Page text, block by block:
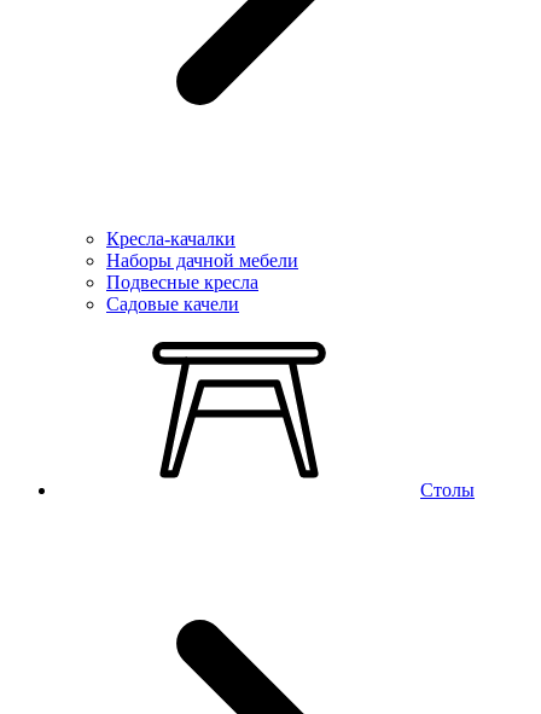
Кресла-качалки
Наборы дачной мебели
Подвесные кресла
Садовые качели
Столы